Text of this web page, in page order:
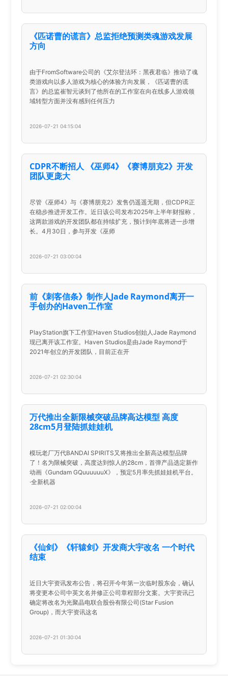
《匹诺曹的谎言》总监拒绝预测类魂游戏发展
方向
由于FromSoftware公司的《艾尔登法环：黑夜君临》推动了魂
类游戏向以多人游戏为核心的体验方向发展，《匹诺曹的谎
言》的总监崔智元谈到了他所在的工作室在向在线多人游戏领
域转型方面并没有感到任何压力
2026-07-21 04:15:04
CDPR不断招人 《巫师4》《赛博朋克2》开发
团队更庞大
尽管《巫师4》与《赛博朋克2》发售仍遥遥无期，但CDPR正
在稳步推进开发工作。近日该公司发布2025年上半年财报称，
这两款游戏的开发团队都在持续扩充，预计到年底将进一步增
长。4月30日，参与开发《巫师
2026-07-21 03:00:04
前《刺客信条》制作人Jade Raymond离开一
手创办的Haven工作室
PlayStation旗下工作室Haven Studios创始人Jade Raymond
现已离开该工作室。Haven Studios是由Jade Raymond于
2021年创立的开发团队，目前正在开
2026-07-21 02:30:04
万代推出全新限械突破品牌高达模型 高度
28cm5月登陆抓娃娃机
模玩老厂万代BANDAI SPIRITS又将推出全新高达模型品牌
了！名为限械突破，高度达到惊人的28cm，首弹产品选定新作
动画《Gundam GQuuuuuuX》，预定5月率先抓娃娃机平台。
·全新机器
2026-07-21 02:00:04
《仙剑》《轩辕剑》开发商大宇改名 一个时代
结束
近日大宇资讯发布公告，将召开今年第一次临时股东会，确认
将变更本公司中英文名并修正公司章程部分文案。大宇资讯已
确定将改名为光聚晶电联合股份有限公司(Star Fusion
Group)，而大宇资讯这名
2026-07-21 01:30:04